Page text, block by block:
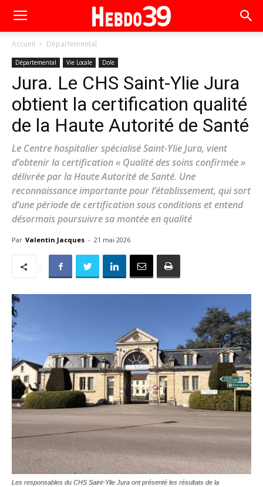
Accueil Départemental
Départemental Vie Locale Dole
Jura. Le CHS Saint-Ylie Jura
obtient la certification qualité
de la Haute Autorité de Santé
Le Centre hospitalier spécialisé Saint-Ylie Jura, vient
d’obtenir la certification « Qualité des soins confirmée »
délivrée par la Haute Autorité de Santé. Une
reconnaissance importante pour l’établissement, qui sort
d’une période de certification sous conditions et entend
désormais poursuivre sa montée en qualité
Par Valentin Jacques - 21 mai 2026
Les responsables du CHS Saint-Ylie Jura ont présenté les résultats de la